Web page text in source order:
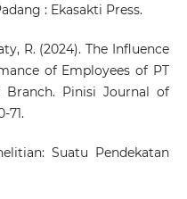
: Ekasakti Press.
R. (2024). The Influence
of Employees of PT
Branch. Pinisi Journal of
71.
Suatu Pendekatan